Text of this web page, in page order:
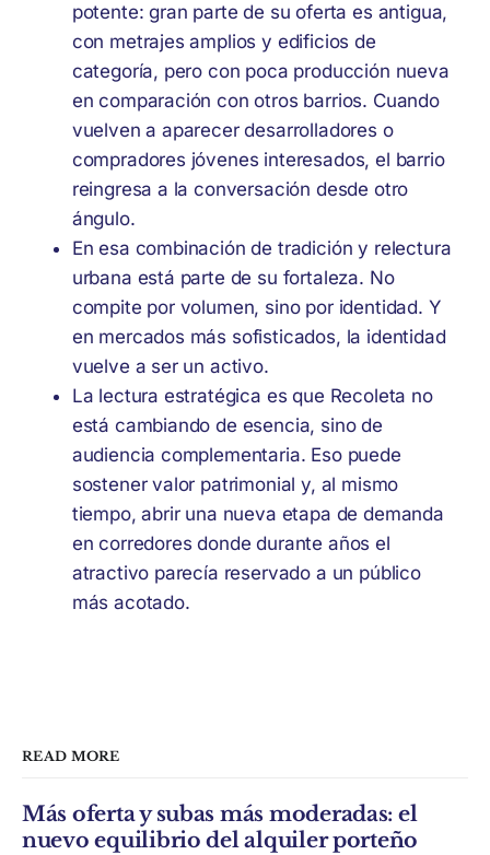
potente: gran parte de su oferta es antigua,
con metrajes amplios y edificios de
categoría, pero con poca producción nueva
en comparación con otros barrios. Cuando
vuelven a aparecer desarrolladores o
compradores jóvenes interesados, el barrio
reingresa a la conversación desde otro
ángulo.
En esa combinación de tradición y relectura
urbana está parte de su fortaleza. No
compite por volumen, sino por identidad. Y
en mercados más sofisticados, la identidad
vuelve a ser un activo.
La lectura estratégica es que Recoleta no
está cambiando de esencia, sino de
audiencia complementaria. Eso puede
sostener valor patrimonial y, al mismo
tiempo, abrir una nueva etapa de demanda
en corredores donde durante años el
atractivo parecía reservado a un público
más acotado.
READ MORE
Más oferta y subas más moderadas: el
nuevo equilibrio del alquiler porteño